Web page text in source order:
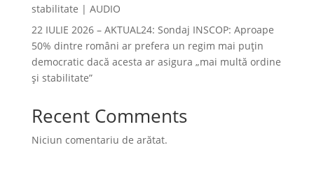
stabilitate | AUDIO
22 IULIE 2026 – AKTUAL24: Sondaj INSCOP: Aproape
50% dintre români ar prefera un regim mai puțin
democratic dacă acesta ar asigura „mai multă ordine
și stabilitate”
Recent Comments
Niciun comentariu de arătat.